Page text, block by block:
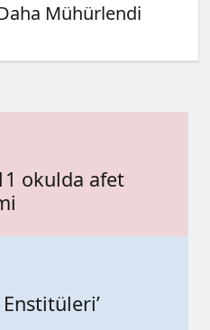
Mühürlendi
okulda afet
Enstitüleri’